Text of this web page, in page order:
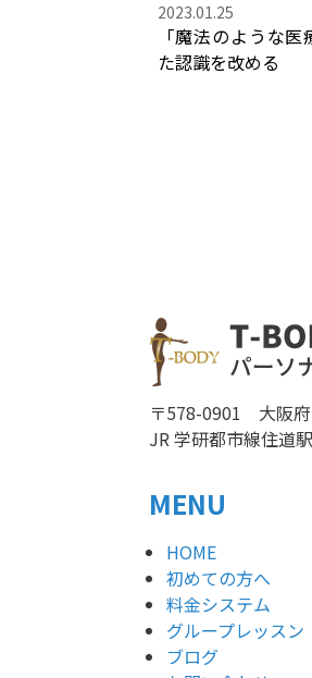
2023.01.25
「魔法のような
た認識を改める
〒578-0901 大阪
JR 学研都市線住道
MENU
HOME
初めての方へ
料金システム
グループレッスン
ブログ